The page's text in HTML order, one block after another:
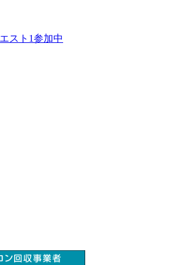
スト1参加中